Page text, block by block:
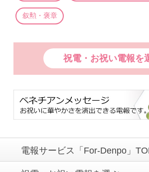
叙勲・褒章
祝電・お祝い電報を
電報サービス「For-Denpo」